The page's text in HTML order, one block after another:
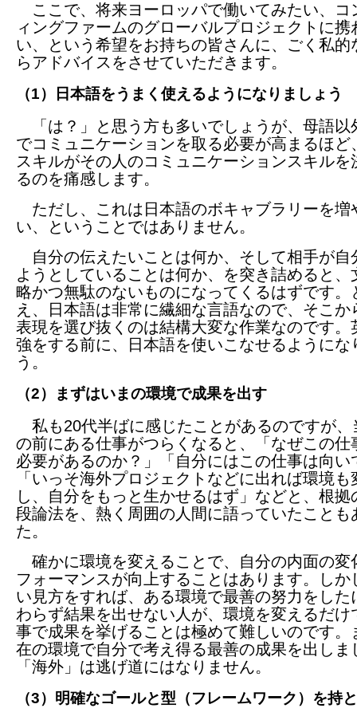
ここで、将来ヨーロッパで働いてみたい、コ
ィングファームのグローバルプロジェクトに携
い、という希望をお持ちの皆さんに、ごく私的
らアドバイスをさせていただきます。
（1）日本語をうまく使えるようになりましょう
「は？」と思う方も多いでしょうが、母語以
でコミュニケーションを取る必要が高まるほど
スキルがその人のコミュニケーションスキルを
るのを痛感します。
ただし、これは日本語のボキャブラリーを増
い、ということではありません。
自分の伝えたいことは何か、そして相手が自
ようとしていることは何か、を突き詰めると、
略かつ無駄のないものになってくるはずです。
え、日本語は非常に繊細な言語なので、そこか
表現を選び抜くのは結構大変な作業なのです。
強をする前に、日本語を使いこなせるようにな
う。
（2）まずはいまの環境で成果を出す
私も20代半ばに感じたことがあるのですが、
の前にある仕事がつらくなると、「なぜこの仕
必要があるのか？」「自分にはこの仕事は向い
「いっそ海外プロジェクトなどに出れば環境も
し、自分をもっと生かせるはず」などと、根拠
段論法を、熱く周囲の人間に語っていたことも
た。
確かに環境を変えることで、自分の内面の変
フォーマンスが向上することはあります。しか
い見方をすれば、ある環境で最善の努力をした
わらず結果を出せない人が、環境を変えるだけ
事で成果を挙げることは極めて難しいのです。
在の環境で自分で考え得る最善の成果を出しま
「海外」は逃げ道にはなりません。
（3）明確なゴールと型（フレームワーク）を持